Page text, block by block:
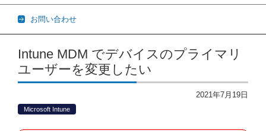
お問い合わせ
コンテンツに移動
Intune MDM でデバイスのプライマリ
ユーザーを変更したい
2021年7月19日
Microsoft Intune